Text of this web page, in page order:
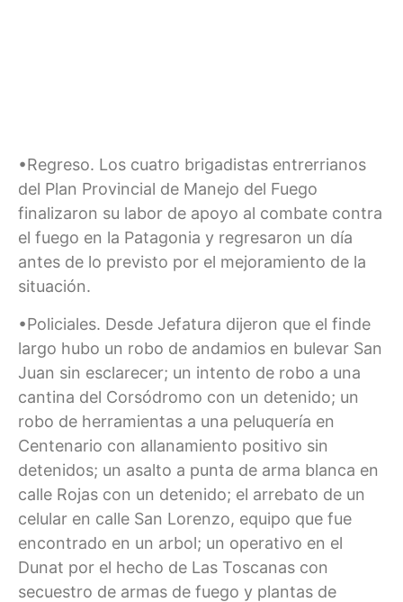
•Regreso. Los cuatro brigadistas entrerrianos
del Plan Provincial de Manejo del Fuego
finalizaron su labor de apoyo al combate contra
el fuego en la Patagonia y regresaron un día
antes de lo previsto por el mejoramiento de la
situación.
•Policiales. Desde Jefatura dijeron que el finde
largo hubo un robo de andamios en bulevar San
Juan sin esclarecer; un intento de robo a una
cantina del Corsódromo con un detenido; un
robo de herramientas a una peluquería en
Centenario con allanamiento positivo sin
detenidos; un asalto a punta de arma blanca en
calle Rojas con un detenido; el arrebato de un
celular en calle San Lorenzo, equipo que fue
encontrado en un arbol; un operativo en el
Dunat por el hecho de Las Toscanas con
secuestro de armas de fuego y plantas de